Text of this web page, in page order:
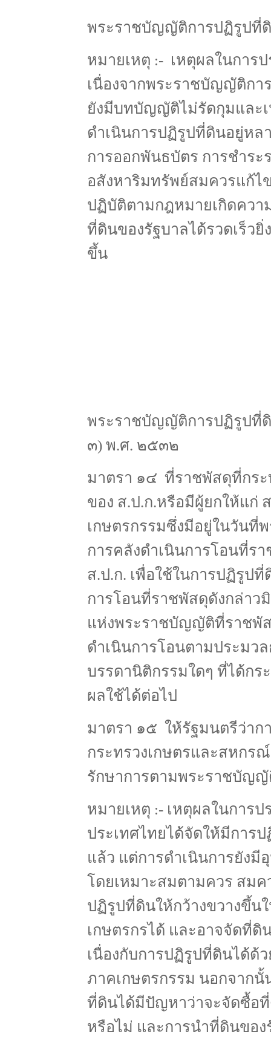
พระราชบัญญัติการปฏิรูปที่
หมายเหตุ :- เหตุผลในกา
เนื่องจากพระราชบัญญัติกา
ยังมีบทบัญญัติไม่รัดกุมและ
ดำเนินการปฏิรูปที่ดินอยู่หล
การออกพันธบัตร การชำร
อสังหาริมทรัพย์สมควรแก้ไ
ปฏิบัติตามกฎหมายเกิดควา
ที่ดินของรัฐบาลได้รวดเร็ว
ขึ้น
พระราชบัญญัติการปฏิรูปที่
๓) พ.ศ. ๒๕๓๒
มาตรา ๑๔ ที่ราชพัสดุที่กระ
ของ ส.ป.ก.หรือมีผู้ยกให้แก่
เกษตรกรรมซึ่งมีอยู่ในวันที่
การคลังดำเนินการโอนที่ร
ส.ป.ก. เพื่อใช้ในการปฏิรูป
การโอนที่ราชพัสดุดังกล่าว
แห่งพระราชบัญญัติที่ราชพั
ดำเนินการโอนตามประมว
บรรดานิติกรรมใดๆ ที่ได้กร
ผลใช้ได้ต่อไป
มาตรา ๑๕ ให้รัฐมนตรีว่าก
กระทรวงเกษตรและสหกร
รักษาการตามพระราชบัญ
หมายเหตุ :- เหตุผลในการ
ประเทศไทยได้จัดให้มีการ
แล้ว แต่การดำเนินการยังมี
โดยเหมาะสมตามควร สม
ปฏิรูปที่ดินให้กว้างขวางขึ้น
เกษตรกรได้ และอาจจัดที่
เนื่องกับการปฏิรูปที่ดินได้ด้
ภาคเกษตรกรรม นอกจาก
ที่ดินได้มีปัญหาว่าจะจัดซื้อ
หรือไม่ และการนำที่ดินขอ